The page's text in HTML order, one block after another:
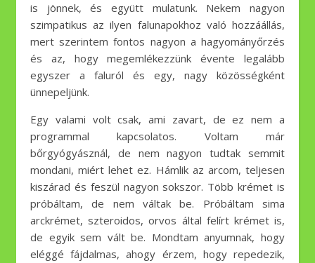
is jönnek, és együtt mulatunk. Nekem nagyon
szimpatikus az ilyen falunapokhoz való hozzáállás,
mert szerintem fontos nagyon a hagyományőrzés
és az, hogy megemlékezzünk évente legalább
egyszer a faluról és egy, nagy közösségként
ünnepeljünk.
Egy valami volt csak, ami zavart, de ez nem a
programmal kapcsolatos. Voltam már
bőrgyógyásznál, de nem nagyon tudtak semmit
mondani, miért lehet ez. Hámlik az arcom, teljesen
kiszárad és feszül nagyon sokszor. Több krémet is
próbáltam, de nem váltak be. Próbáltam sima
arckrémet, szteroidos, orvos által felírt krémet is,
de egyik sem vált be. Mondtam anyumnak, hogy
eléggé fájdalmas, ahogy érzem, hogy repedezik,